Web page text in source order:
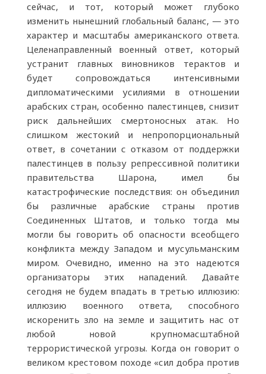
сейчас, и тот, который может глубоко
изменить нынешний глобальный баланс, — это
характер и масштабы американского ответа.
Целенаправленный военный ответ, который
устранит главных виновников терактов и
будет сопровождаться интенсивными
дипломатическими усилиями в отношении
арабских стран, особенно палестинцев, снизит
риск дальнейших смертоносных атак. Но
слишком жестокий и непропорциональный
ответ, в сочетании с отказом от поддержки
палестинцев в пользу репрессивной политики
правительства Шарона, имел бы
катастрофические последствия: он объединил
бы различные арабские страны против
Соединенных Штатов, и только тогда мы
могли бы говорить об опасности всеобщего
конфликта между Западом и мусульманским
миром. Очевидно, именно на это надеются
организаторы этих нападений. Давайте
сегодня не будем впадать в третью иллюзию:
иллюзию военного ответа, способного
искоренить зло на земле и защитить нас от
любой новой крупномасштабной
террористической угрозы. Когда он говорит о
великом крестовом походе «сил добра против